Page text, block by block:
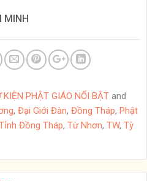
MINH
KIỆN PHẬT GIÁO NỔI BẬT and
, Đại Giới Đàn, Đồng Tháp, Phật
Đồng Tháp, Từ Nhơn, TW, Tỳ